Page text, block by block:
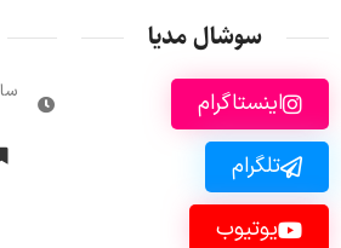
سوشال مدیا
اینستاگرام
تلگرام
یوتیوب